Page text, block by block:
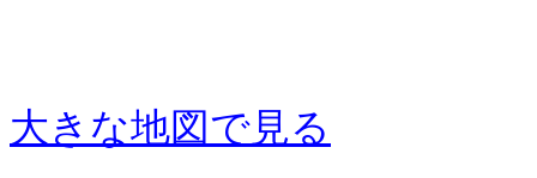
大きな地図で見る